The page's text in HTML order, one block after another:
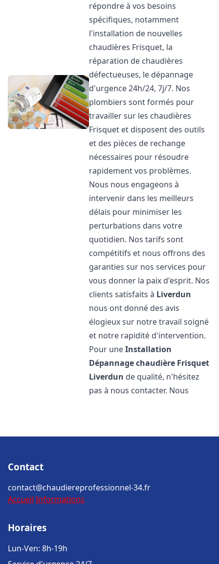
répondre à vos besoins
spécifiques, notamment
l'installation de nouvelles
chaudières Frisquet, la
réparation de chaudières
défectueuses, le dépannage
d'urgence 24h/24, 7j/7. Nos
plombiers sont formés pour
travailler sur les chaudières
Frisquet et disposent des outils
et des pièces de rechange
nécessaires pour résoudre
rapidement vos problèmes.
Nous nous engageons à
intervenir dans les meilleurs
délais pour minimiser les
perturbations dans votre
quotidien. Nos tarifs sont
compétitifs et nous offrons des
garanties sur nos services pour
vous donner la paix d'esprit. Nos
clients satisfaits à Liverdun
nous ont donné des avis
élogieux sur notre travail soigné
et notre rapidité d'intervention.
Pour uneInstallation
Dépannage chaudière Frisquet
Liverdun de qualité, n'hésitez
pas à nous contacter. Nous
Contact
contact@chaudiereprofessionnel-34.fr
Accueil Informations
Horaires
Lun-Ven: 8h-19h